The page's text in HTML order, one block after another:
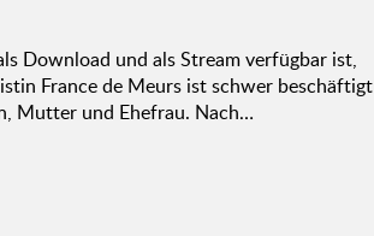
Download und als Stream verfügbar ist,
France de Meurs ist schwer beschäftigt
Mutter und Ehefrau. Nach…